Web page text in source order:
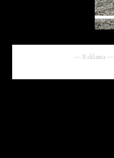
― Reklama ―